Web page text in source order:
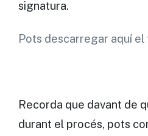
signatura.
Pots descarregar aquí
Recorda que davant de
durant el procés, pots